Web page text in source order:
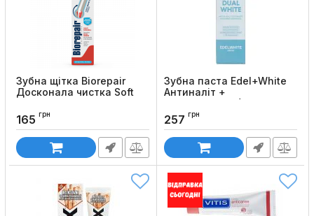
Зубна щітка Biorepair
Досконала чистка Soft
Код товару:
165 грн
Зубна паста Edel+White
Антиналіт +
Відбілювання (75 мл)
Код товару:
257 грн